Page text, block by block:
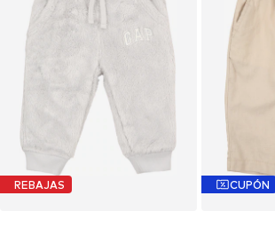
REBAJAS CUPÓN